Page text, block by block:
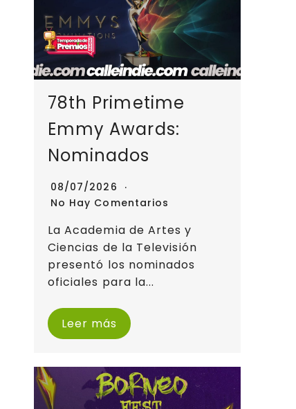
78th Primetime
Emmy Awards:
Nominados
08/07/2026
No Hay Comentarios
La Academia de Artes y
Ciencias de la Televisión
presentó los nominados
oficiales para la...
Leer más